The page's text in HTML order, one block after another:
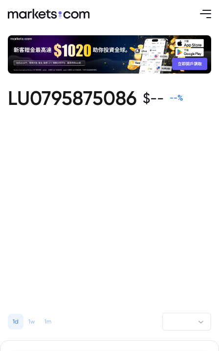
LU0795875086 $-- --%
1d 1w 1m